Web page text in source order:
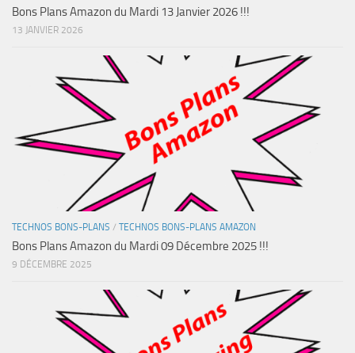
Bons Plans Amazon du Mardi 13 Janvier 2026 !!!
13 JANVIER 2026
TECHNOS BONS-PLANS / TECHNOS BONS-PLANS AMAZON
Bons Plans Amazon du Mardi 09 Décembre 2025 !!!
9 DÉCEMBRE 2025